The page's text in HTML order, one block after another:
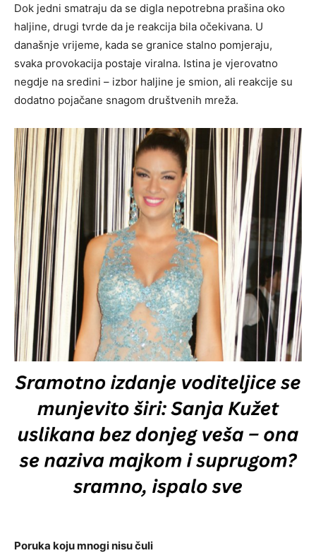
Dok jedni smatraju da se digla nepotrebna prašina oko
haljine, drugi tvrde da je reakcija bila očekivana. U
današnje vrijeme, kada se granice stalno pomjeraju,
svaka provokacija postaje viralna. Istina je vjerovatno
negdje na sredini – izbor haljine je smion, ali reakcije su
dodatno pojačane snagom društvenih mreža.
Poruka koju mnogi nisu čuli